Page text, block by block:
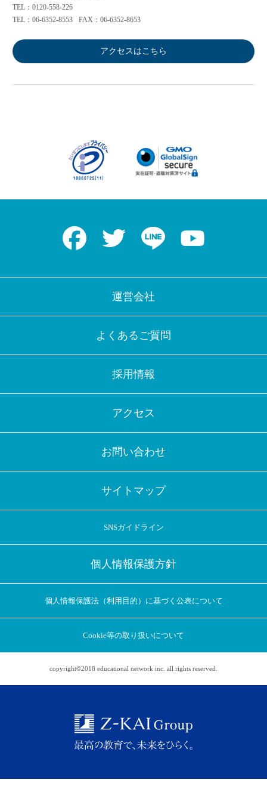
アプリに切り替えてみませんか
アプリ限定のコラムを配信中！
TEL：0120-558-226
TEL：06-6352-8553
FAX：06-6352-8653
アクセスはこちら
Facebook Twitter LINE
運営会社
よくあるご質問
採用情報
アクセス
お問い合わせ
サイトマップ
SNSガイドライン
個人情報保護方針
個人情報保護法（利用目的）に基づく公表について
Cookie等の取り扱いについて
copyright©2018 educational network inc. all rights reserved.